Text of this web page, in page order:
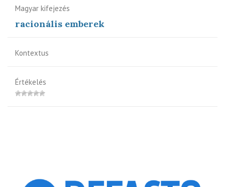
Magyar kifejezés
racionális emberek
Kontextus
Értékelés